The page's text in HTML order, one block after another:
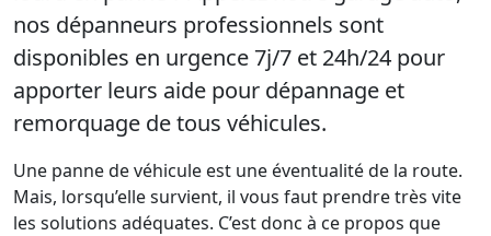
nos dépanneurs professionnels sont
disponibles en urgence 7j/7 et 24h/24 pour
apporter leurs aide pour dépannage et
remorquage de tous véhicules.
Une panne de véhicule est une éventualité de la route.
Mais, lorsqu’elle survient, il vous faut prendre très vite
les solutions adéquates. C’est donc à ce propos que